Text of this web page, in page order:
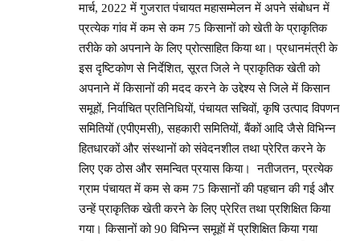
मार्च, 2022 में गुजरात पंचायत महासम्मेलन में अपने संबोधन में
प्रत्येक गांव में कम से कम 75 किसानों को खेती के प्राकृतिक
तरीके को अपनाने के लिए प्रोत्साहित किया था। प्रधानमंत्री के
इस दृष्टिकोण से निर्देशित, सूरत जिले ने प्राकृतिक खेती को
अपनाने में किसानों की मदद करने के उद्देश्य से जिले में किसान
समूहों, निर्वाचित प्रतिनिधियों, पंचायत सचिवों, कृषि उत्पाद विपणन
समितियों (एपीएमसी), सहकारी समितियों, बैंकों आदि जैसे विभिन्न
हितधारकों और संस्थानों को संवेदनशील तथा प्रेरित करने के
लिए एक ठोस और समन्वित प्रयास किया। नतीजतन, प्रत्येक
ग्राम पंचायत में कम से कम 75 किसानों की पहचान की गई और
उन्हें प्राकृतिक खेती करने के लिए प्रेरित तथा प्रशिक्षित किया
गया। किसानों को 90 विभिन्न समूहों में प्रशिक्षित किया गया